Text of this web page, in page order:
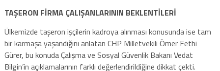
TAŞERON FİRMA ÇALIŞANLARININ BEKLENTİLERİ
Ülkemizde taşeron işçilerin kadroya alınması konusunda ise tam
bir karmaşa yaşandığını anlatan CHP Milletvekili Ömer Fethi
Gürer, bu konuda Çalışma ve Sosyal Güvenlik Bakanı Vedat
Bilgin’in açıklamalarının farklı değerlendirildiğine dikkat çekti.